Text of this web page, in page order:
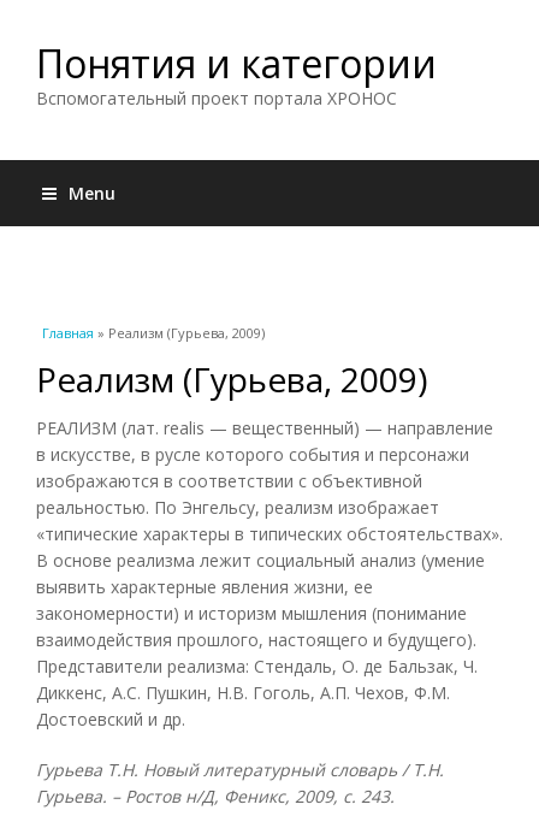
Понятия и категории
Вспомогательный проект портала ХРОНОС
Menu
Вы здесь
Главная » Реализм (Гурьева, 2009)
Реализм (Гурьева, 2009)
РЕАЛИЗМ (лат. realis — вещественный) — направление
в искусстве, в русле которого события и персонажи
изображаются в соответствии с объективной
реальностью. По Энгельсу, реализм изображает
«типические характеры в типических обстоятельствах».
В основе реализма лежит социальный анализ (умение
выявить характерные явления жизни, ее
закономерности) и историзм мышления (понимание
взаимодействия прошлого, настоящего и будущего).
Представители реализма: Стендаль, О. де Бальзак, Ч.
Диккенс, А.С. Пушкин, Н.В. Гоголь, А.П. Чехов, Ф.М.
Достоевский и др.
Гурьева Т.Н. Новый литературный словарь / Т.Н.
Гурьева. – Ростов н/Д, Феникс, 2009, с. 243.